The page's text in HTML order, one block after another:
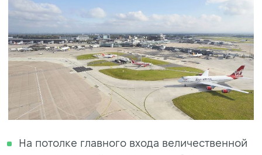
На потолке главного входа величественной